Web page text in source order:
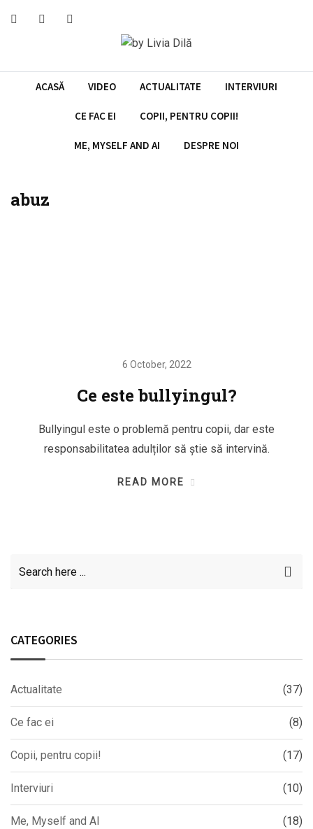
ACASĂ VIDEO ACTUALITATE INTERVIURI
CE FAC EI COPII, PENTRU COPII!
ME, MYSELF AND AI DESPRE NOI
abuz
6 October, 2022
Ce este bullyingul?
Bullyingul este o problemă pentru copii, dar este
responsabilitatea adulților să știe să intervină.
READ MORE
CATEGORIES
Actualitate (37)
Ce fac ei (8)
Copii, pentru copii! (17)
Interviuri (10)
Me, Myself and AI (18)